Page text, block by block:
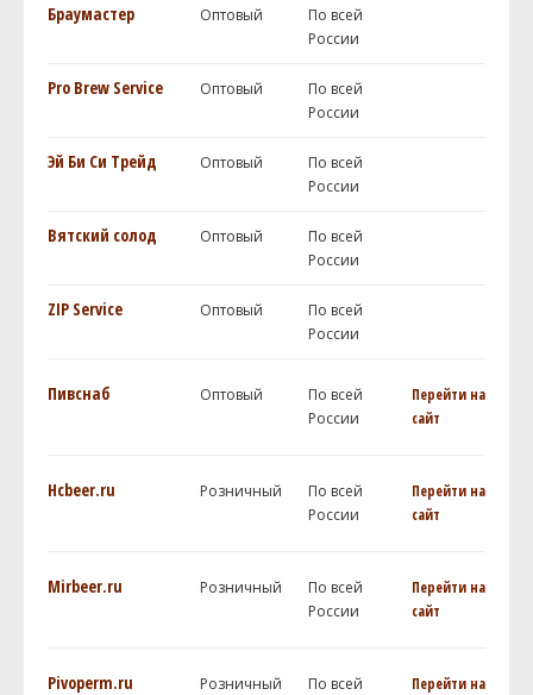
Браумастер Оптовый
По всей
России
Pro Brew Service Оптовый
По всей
России
Эй Би Си Трейд Оптовый
По всей
России
Вятский солод Оптовый
По всей
России
ZIP Service Оптовый
По всей
России
Пивснаб Оптовый
По всей
России
Перейти на
сайт
Hcbeer.ru Розничный
По всей
России
Перейти на
сайт
Mirbeer.ru Розничный
По всей
России
Перейти на
сайт
Pivoperm.ru Розничный
По всей
Перейти на